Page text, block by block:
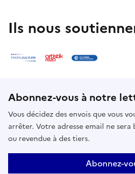
Ils nous
Abonnez-vous à notre
Vous décidez des envois que vous
arrêter. Votre adresse email ne sera
ou revendue à des tiers.
Abonnez-